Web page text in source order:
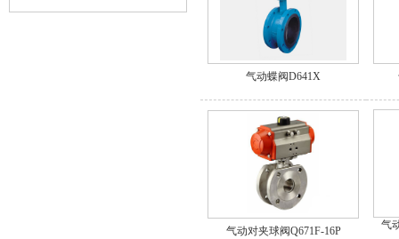
气动蝶阀D641X
气动对夹球阀Q671F-16P 气